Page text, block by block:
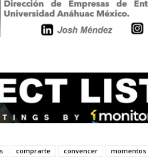
comprarte convencer momentos